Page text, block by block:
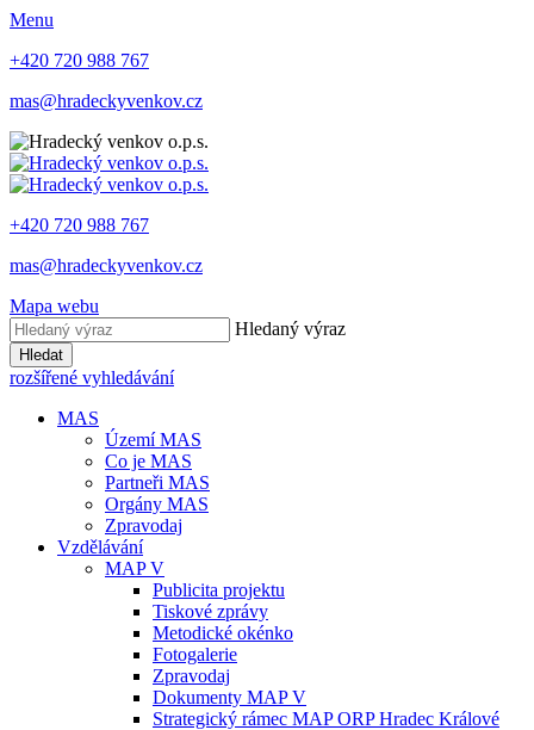
Menu
+420 720 988 767
mas@hradeckyvenkov.cz
+420 720 988 767
mas@hradeckyvenkov.cz
Mapa webu
Hledaný výraz
Hledat
rozšířené vyhledávání
MAS
Území MAS
Co je MAS
Partneři MAS
Orgány MAS
Zpravodaj
Vzdělávání
MAP V
Publicita projektu
Tiskové zprávy
Metodické okénko
Fotogalerie
Zpravodaj
Dokumenty MAP V
Strategický rámec MAP ORP Hradec Králové